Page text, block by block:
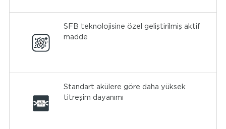
SFB teknolojisine özel geliştirilmiş aktif
madde
Standart akülere göre daha yüksek
titreşim dayanımı